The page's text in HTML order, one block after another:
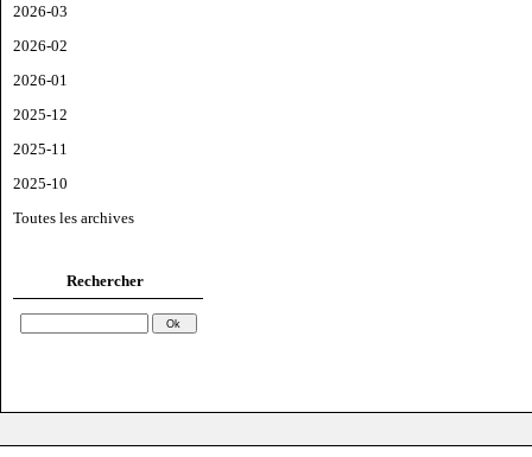
2026-03
2026-02
2026-01
2025-12
2025-11
2025-10
Toutes les archives
Rechercher